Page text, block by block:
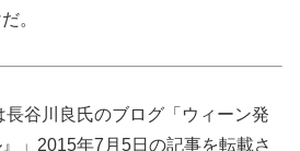
。
谷川良氏のブログ「ウィーン発
」2015年7月5日の記事を転載さ